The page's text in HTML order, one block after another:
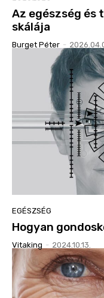
Az egészség és
skálája
Burget Péter -
EGÉSZSÉG
Hogyan
Vitaking - 2024.10.13.